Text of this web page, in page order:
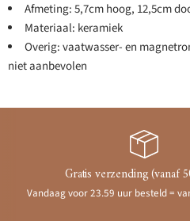
Afmeting: 5,7cm hoog, 12,5cm
Materiaal: keramiek
Overig: vaatwasser- en
niet aanbevolen
Gratis verzending (vanaf
Vandaag voor 23.59 uur besteld =